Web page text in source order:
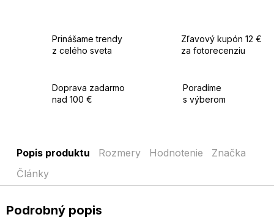
Prinášame trendy
z celého sveta
Zľavový kupón 12 €
za fotorecenziu
Doprava zadarmo
nad 100 €
Poradíme
s výberom
Popis produktu Rozmery Hodnotenie
Značka
Články
Podrobný popis